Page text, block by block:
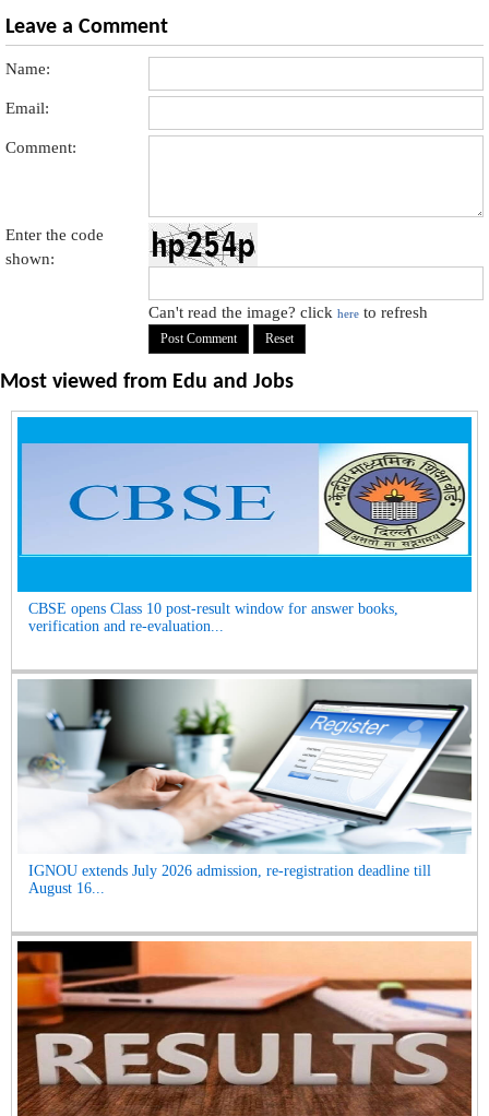
Leave a Comment
Name:
Email:
Comment:
Enter the code
shown:
Can't read the image? clickhere to refresh
Most viewed from Edu and Jobs
CBSE opens Class 10 post-result window for answer books,
verification and re-evaluation...
IGNOU extends July 2026 admission, re-registration deadline till
August 16...